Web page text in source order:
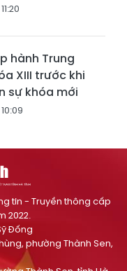
hành Trung
XIII trước khi
sự khóa mới
tin - Truyền thông cấp
2022.
Đống
phường Thành Sen,